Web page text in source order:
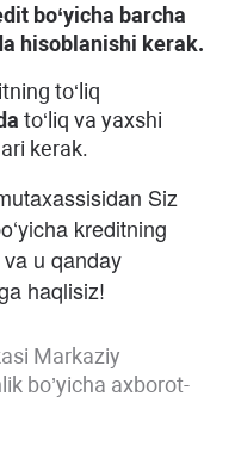
bo‘yicha barcha
hisoblanishi kerak.
to‘liq
to‘liq va yaxshi
kerak.
Siz
kreditning
u qanday
haqlisiz!
Markaziy
bo’yicha axborot-